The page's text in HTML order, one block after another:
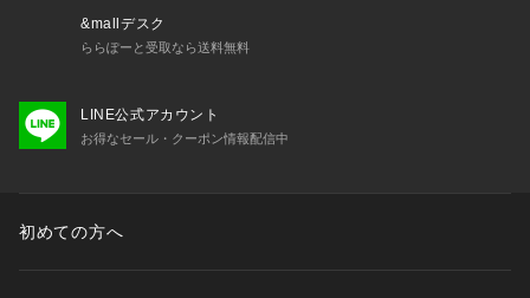
&mallデスク
ららぽーと受取なら送料無料
LINE公式アカウント
お得なセール・クーポン情報配信中
初めての方へ